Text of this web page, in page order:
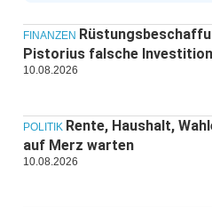
FINANZEN
Pistorius falsche
10.08.2026
POLITIK Rente, Haushalt,
auf Merz warten
10.08.2026